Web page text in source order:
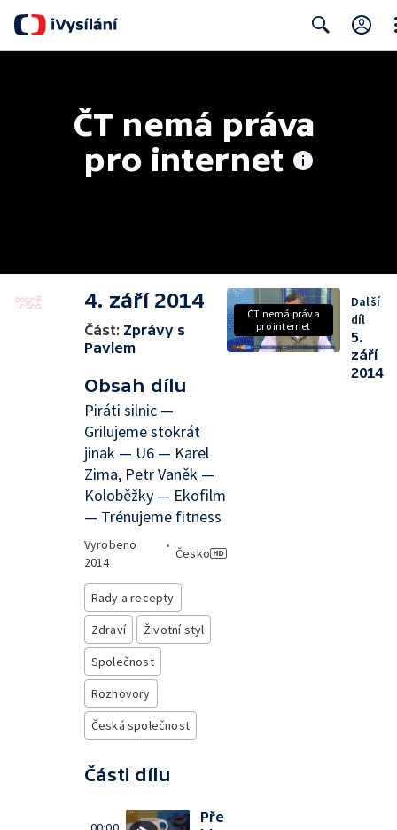
ČT nemá práva
pro internet
4. září 2014
Část: Zprávy s
Pavlem
Obsah dílu
Piráti silnic —
Grilujeme stokrát
jinak — U6 — Karel
Zima, Petr Vaněk —
Koloběžky — Ekofilm
— Trénujeme fitness
Vyrobeno
2014
•
Česko
Rady a recepty
Zdraví
Životní styl
Společnost
Rozhovory
Česká společnost
Části dílu
Pře
ČT nemá práva
pro internet
Další
díl
5.
září
2014